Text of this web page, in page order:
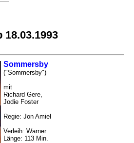
18.03.1993
Sommersby
("Sommersby")
mit
Richard Gere,
Jodie Foster
Regie: Jon Amiel
Verleih: Warner
Länge: 113 Min.